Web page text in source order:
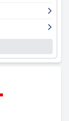
jotkut vieraat
ja piti
Balin